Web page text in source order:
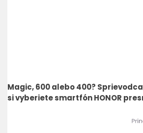
Magic, 600 alebo 400?
si vyberiete smartfón HONOR